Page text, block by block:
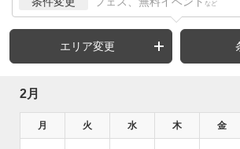
など
エリア変更
2月
月 火 水 木 金